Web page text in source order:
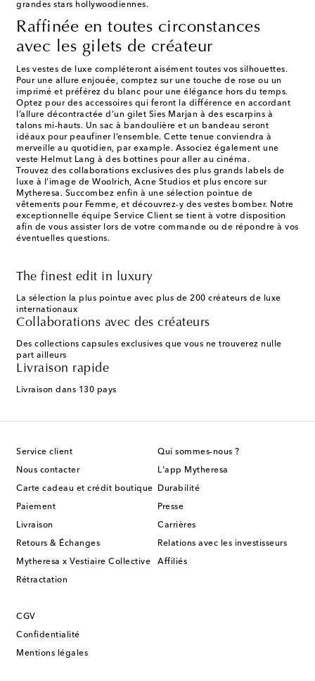
grandes stars hollywoodiennes.
Raffinée en toutes circonstances
avec les gilets de créateur
Les vestes de luxe compléteront aisément toutes vos silhouettes.
Pour une allure enjouée, comptez sur une touche de rose ou un
imprimé et préférez du blanc pour une élégance hors du temps.
Optez pour des accessoires qui feront la différence en accordant
l’allure décontractée d’un gilet Sies Marjan à des escarpins à
talons mi-hauts. Un sac à bandoulière et un bandeau seront
idéaux pour peaufiner l’ensemble. Cette tenue conviendra à
merveille au quotidien, par example. Associez également une
veste Helmut Lang à des bottines pour aller au cinéma.
Trouvez des collaborations exclusives des plus grands labels de
luxe à l’image de Woolrich, Acne Studios et plus encore sur
Mytheresa. Succombez enfin à une sélection pointue de
vêtements pour Femme, et découvrez-y des vestes bomber. Notre
exceptionnelle équipe Service Client se tient à votre disposition
afin de vous assister lors de votre commande ou de répondre à vos
éventuelles questions.
The finest edit in luxury
La sélection la plus pointue avec plus de 200 créateurs de luxe
internationaux
Collaborations avec des créateurs
Des collections capsules exclusives que vous ne trouverez nulle
part ailleurs
Livraison rapide
Livraison dans 130 pays
Service client
Nous contacter
Carte cadeau et crédit boutique
Paiement
Livraison
Retours & Échanges
Mytheresa x Vestiaire Collective
Rétractation
Qui sommes-nous ?
L'app Mytheresa
Durabilité
Presse
Carrières
Relations avec les investisseurs
Affiliés
CGV
Confidentialité
Mentions légales